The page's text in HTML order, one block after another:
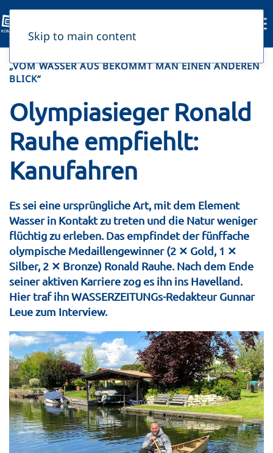
Skip to main content
„VOM WASSER AUS BEKOMMT MAN EINEN ANDEREN
BLICK“
Olympiasieger Ronald
Rauhe empfiehlt:
Kanufahren
Es sei eine ursprüngliche Art, mit dem Element
Wasser in Kontakt zu treten und die Natur weniger
flüchtig zu erleben. Das empfindet der fünffache
olympische Medaillengewinner (2 ✕ Gold, 1 ✕
Silber, 2 ✕ Bronze) Ronald Rauhe. Nach dem Ende
seiner aktiven Karriere zog es ihn ins Havelland.
Hier traf ihn WASSERZEITUNGs-Redakteur Gunnar
Leue zum Interview.